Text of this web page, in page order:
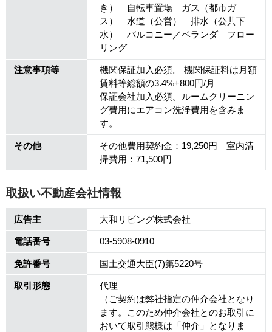
き） 自転車置場 ガス（都市ガ
ス） 水道（公営） 排水（公共下
水） バルコニー／ベランダ フロー
リング
注意事項等
機関保証加入必須。 機関保証料は月額
賃料等総額の3.4%+800円/月
保証会社加入必須。ルームクリーニン
グ費用にエアコン洗浄費用を含みま
す。
その他
その他費用契約金：19,250円 室内清
掃費用：71,500円
取扱い不動産会社情報
広告主 大和リビング株式会社
電話番号 03-5908-0910
免許番号 国土交通大臣(7)第5220号
取引形態
代理
（ご契約は弊社指定の仲介会社となり
ます。このため仲介会社とのお取引に
おいて取引態様は「仲介」となりま